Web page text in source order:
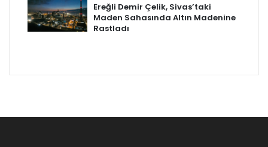
Ereğli Demir Çelik, Sivas’taki
Maden Sahasında Altın Madenine
Rastladı